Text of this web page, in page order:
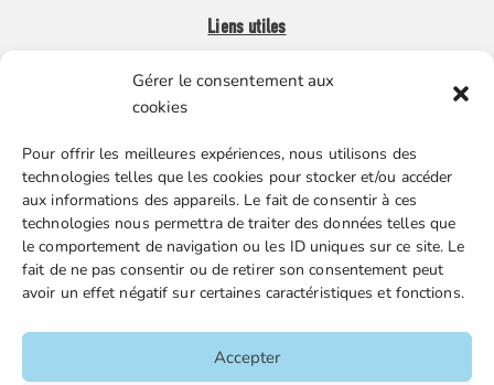
Gérer le consentement aux
cookies
Pour offrir les meilleures expériences, nous utilisons des
technologies telles que les cookies pour stocker et/ou accéder
aux informations des appareils. Le fait de consentir à ces
technologies nous permettra de traiter des données telles que
le comportement de navigation ou les ID uniques sur ce site. Le
fait de ne pas consentir ou de retirer son consentement peut
avoir un effet négatif sur certaines caractéristiques et fonctions.
Accepter
Liens utiles
Boutique en ligne
Nos partenaires
Gestion des cookies
FGTA-FO / 15 avenue Victor Hugo – 92170 Vanves / 01 86
Accueil